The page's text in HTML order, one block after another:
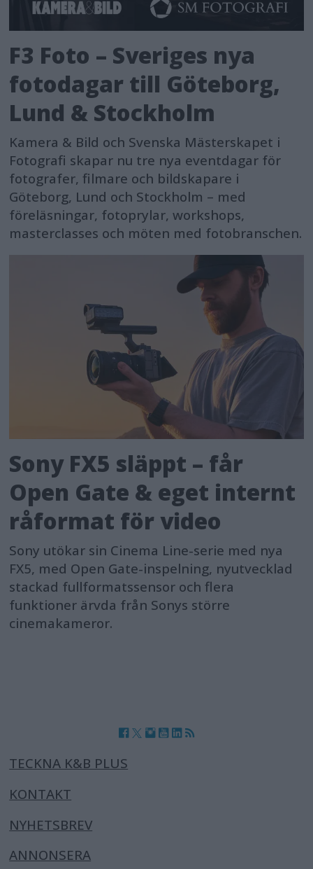
F3 Foto – Sveriges nya
fotodagar till Göteborg,
Lund & Stockholm
Kamera & Bild och Svenska Mästerskapet i
Fotografi skapar nu tre nya eventdagar för
fotografer, filmare och bildskapare i
Göteborg, Lund och Stockholm – med
föreläsningar, fotoprylar, workshops,
masterclasses och möten med fotobranschen.
Sony FX5 släppt – får
Open Gate & eget internt
råformat för video
Sony utökar sin Cinema Line-serie med nya
FX5, med Open Gate-inspelning, nyutvecklad
stackad fullformatssensor och flera
funktioner ärvda från Sonys större
cinemakameror.
TECKNA K&B PLUS
KONTAKT
NYHETSBREV
ANNONSERA